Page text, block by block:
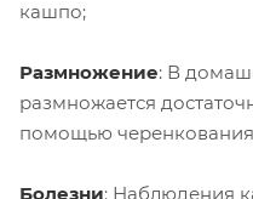
кашпо;
Размножение: В
размножается
помощью черенкования
Болезни: Наблюдения